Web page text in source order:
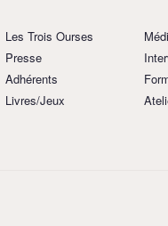
Les Trois Ourses
Presse
Adhérents
Livres/Jeux